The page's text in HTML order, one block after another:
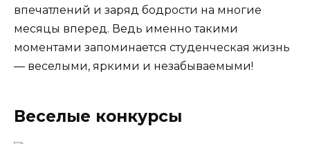
впечатлений и заряд бодрости на многие
месяцы вперед. Ведь именно такими
моментами запоминается студенческая жизнь
— веселыми, яркими и незабываемыми!
Веселые конкурсы